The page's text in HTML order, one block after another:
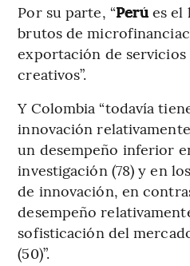
Por su parte, “Perúes el
brutos de
exportación de
creativos”.
Y Colombia “todavía
innovación
un desempeño inferior
investigación (78) y en
de innovación, en
desempeño
sofisticación del
(50)”.